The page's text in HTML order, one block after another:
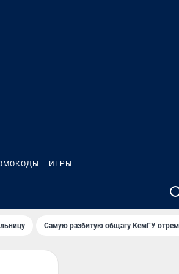
ИГРЫ
Самую разбитую общагу КемГУ